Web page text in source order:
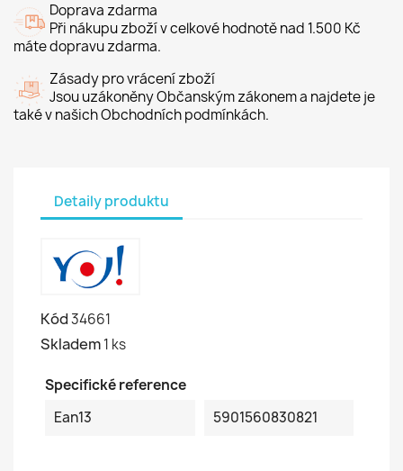
Doprava zdarma
Při nákupu zboží v celkové hodnotě nad 1.500 Kč
máte dopravu zdarma.
Zásady pro vrácení zboží
Jsou uzákoněny Občanským zákonem a najdete je
také v našich Obchodních podmínkách.
Detaily produktu
Kód34661
Skladem1 ks
Specifické reference
Ean13
5901560830821